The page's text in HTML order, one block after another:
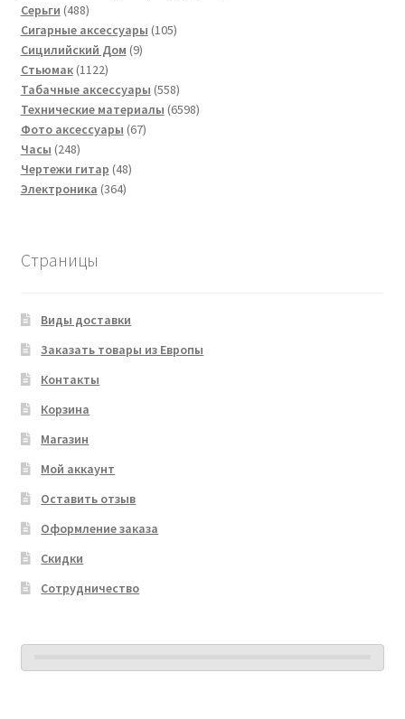
Серьги 488488
товаров
Сигарные аксессуары 105105
Сицилийский Дом 99
Стьюмак 11221122
товара
Табачные аксессуары 558558
товаров
Технические материалы 65986598
Фото аксессуары 6767
Часы 248248
товаров
Чертежи гитар 4848
Электроника 364364
Страницы
Виды доставки
Заказать товары из Европы
Контакты
Корзина
Магазин
Мой аккаунт
Оставить отзыв
Оформление заказа
Скидки
Сотрудничество